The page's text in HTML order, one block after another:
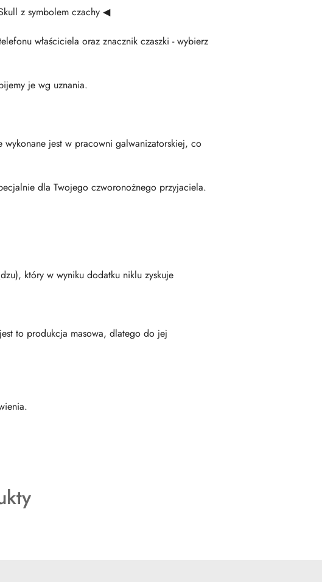
z symbolem czachy ◀
właściciela oraz znacznik czaszki - wybierz
je wg uznania.
wykonane jest w pracowni galwanizatorskiej, co
dla Twojego czworonożnego przyjaciela.
który w wyniku dodatku niklu zyskuje
to produkcja masowa, dlatego do jej